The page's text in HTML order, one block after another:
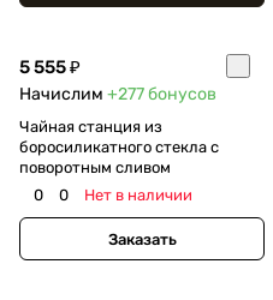
5 555 ₽
Начислим +277бонусов
Чайная станция из
боросиликатного стекла с
поворотным сливом
0
0 Нет в наличии
Заказать